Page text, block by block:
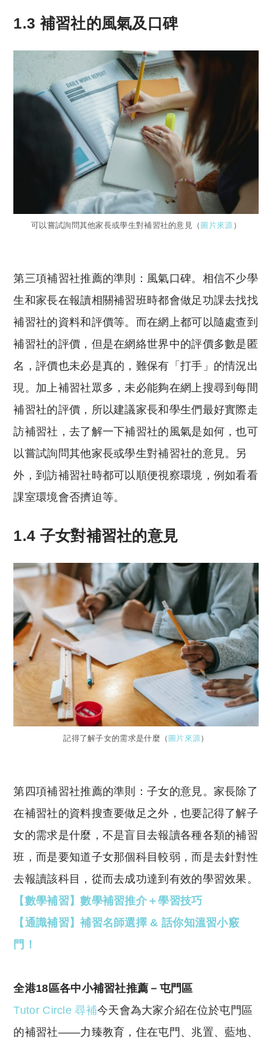
1.3補習社的風氣及口碑
可以嘗試詢問其他家長或學生對補習社的意見（ 圖片來源 ）
第三項補習社推薦的準則：風氣口碑。相信不少學
生和家長在報讀相關補習班時都會做足功課去找找
補習社的資料和評價等。而在網上都可以隨處查到
補習社的評價，但是在網絡世界中的評價多數是匿
名，評價也未必是真的，難保有「打手」的情況出
現。加上補習社眾多，未必能夠在網上搜尋到每間
補習社的評價，所以建議家長和學生們最好實際走
訪補習社，去了解一下補習社的風氣是如何，也可
以嘗試詢問其他家長或學生對補習社的意見。另
外，到訪補習社時都可以順便視察環境，例如看看
課室環境會否擠迫等。
1.4 子女對補習社的意見
記得了解子女的需求是什麼（ 圖片來源）
第四項補習社推薦的準則：子女的意見。家長除了
在補習社的資料搜查要做足之外，也要記得了解子
女的需求是什麼，不是盲目去報讀各種各類的補習
班，而是要知道子女那個科目較弱，而是去針對性
去報讀該科目，從而去成功達到有效的學習效果。
【數學補習】數學補習推介＋學習技巧
【通識補習】補習名師選擇 & 話你知溫習小竅
門！
全港18區各中小補習社推薦－屯門區
Tutor Circle 尋補今天會為大家介紹在位於屯門區
的補習社——力臻教育，住在屯門、兆置、藍地、